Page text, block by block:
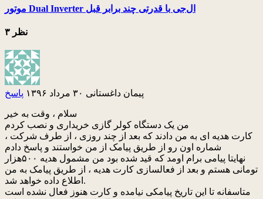
موتور Dual Inverter ال‌جی با قدرتی چند برابر قبل
۳ نظر
پیمان داغستانی ۳۰ مرداد ۱۳۹۶ پاسخ
سلام ، وقت به خیر
من یک دستگاه کولر گازی خریداری و نصب کردم
کارت هدیه ای به من دادند که بعد از چند روزی ، از طرف شرکت ،
شماره اون رو از طریق پیامک از من خواستند و پاسخ دادم
نهایتا پیامی برام اومد که قید شده بود من مشمول هدیه ۵۰۰هزار
تومانی هستم و بعد از فعالسازی کارت هدیه ، از طریق پیامک به من
اطلاع داده خواهد شد.
متاسفانه تا این تاریخ پیامکی نیامده و کارت هنوز فعال نشده است